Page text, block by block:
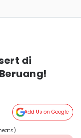
di
Add Us on Google